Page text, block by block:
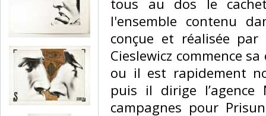
tous au dos le
l'ensemble contenu
conçue et réalisée par
Cieslewicz commence
ou il est rapidement
puis il dirige l’agence
campagnes pour